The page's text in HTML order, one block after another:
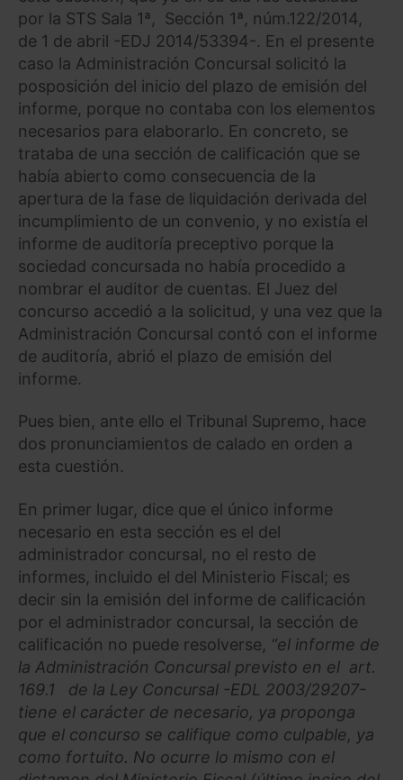
por la STS Sala 1ª, Sección 1ª, núm.122/2014,
de 1 de abril -EDJ 2014/53394-. En el presente
caso la Administración Concursal solicitó la
posposición del inicio del plazo de emisión del
informe, porque no contaba con los elementos
necesarios para elaborarlo. En concreto, se
trataba de una sección de calificación que se
había abierto como consecuencia de la
apertura de la fase de liquidación derivada del
incumplimiento de un convenio, y no existía el
informe de auditoría preceptivo porque la
sociedad concursada no había procedido a
nombrar el auditor de cuentas. El Juez del
concurso accedió a la solicitud, y una vez que la
Administración Concursal contó con el informe
de auditoría, abrió el plazo de emisión del
informe.
Pues bien, ante ello el Tribunal Supremo, hace
dos pronunciamientos de calado en orden a
esta cuestión.
En primer lugar, dice que el único informe
necesario en esta sección es el del
administrador concursal, no el resto de
informes, incluido el del Ministerio Fiscal; es
decir sin la emisión del informe de calificación
por el administrador concursal, la sección de
calificación no puede resolverse, “el informe de
la Administración Concursal previsto en el art.
169.1 de la Ley Concursal -EDL 2003/29207-
tiene el carácter de necesario, ya proponga
que el concurso se califique como culpable, ya
como fortuito. No ocurre lo mismo con el